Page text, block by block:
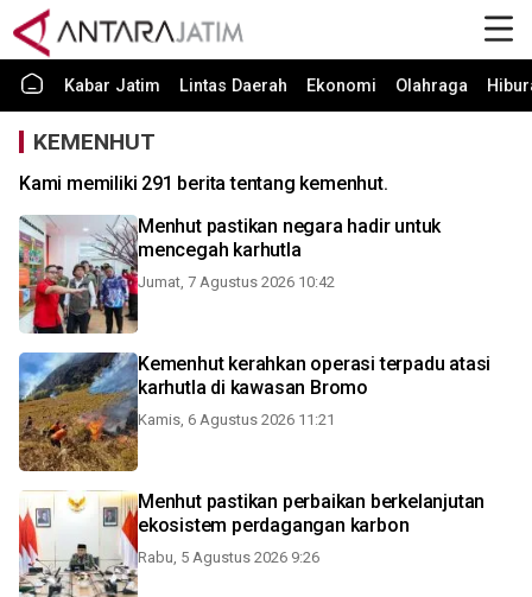
Kabar Jatim Lintas Daerah Ekonomi Olahraga
KEMENHUT
Kami memiliki 291 berita tentang kemenhut.
Menhut pastikan negara hadir untuk
mencegah karhutla
Jumat, 7 Agustus 2026 10:42
Kemenhut kerahkan operasi terpadu atasi
karhutla di kawasan Bromo
Kamis, 6 Agustus 2026 11:21
Menhut pastikan perbaikan berkelanjutan
ekosistem perdagangan karbon
Rabu, 5 Agustus 2026 9:26